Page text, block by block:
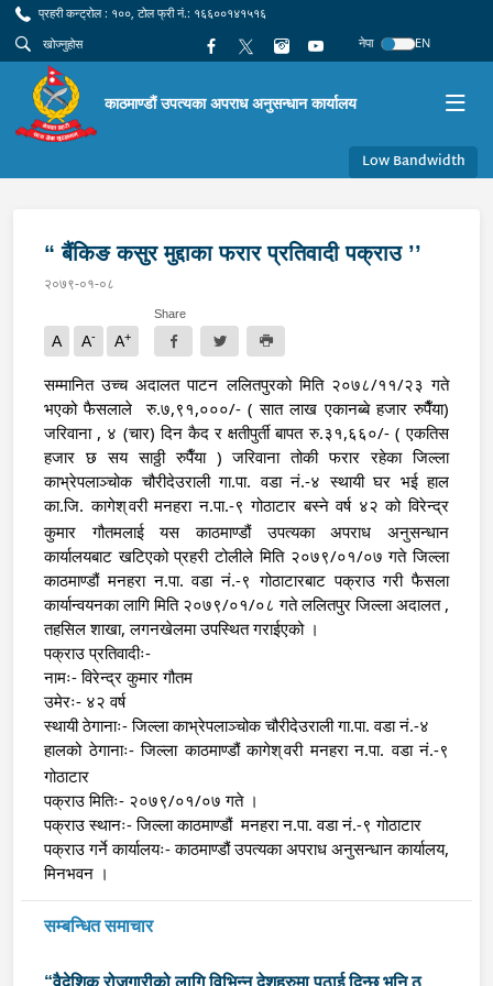
प्रहरी कन्ट्रोल : १००, टोल फ्री नं.: १६६००१४१५१६
नेपा
EN
काठमाण्डौं उपत्यका अपराध अनुसन्धान कार्यालय
Low Bandwidth
“ बैंकिङ कसुर मुद्दाका फरार प्रतिवादी पक्राउ ’’
२०७९-०१-०८
A A- A+
Share
सम्मानित उच्च अदालत पाटन ललितपुरको मिति २०७८/११/२३ गते
भएको फैसलाले  रु.७,९१,०००/- ( सात लाख एकानब्बे हजार रुपैँया)
जरिवाना , ४ (चार) दिन कैद र क्षतीपुर्ती बापत रु.३१,६६०/- ( एकतिस
हजार छ सय साठ्ठी रुपैँया ) जरिवाना तोकी फरार रहेका जिल्ला
काभ्रेपलाञ्चोक चौरीदेउराली गा.पा. वडा नं.-४ स्थायी घर भई हाल
का.जि. कागेश्वरी मनहरा न.पा.-९ गोठाटार बस्ने वर्ष ४२ को विरेन्द्र
कुमार गौतमलाई यस काठमाण्डौं उपत्यका अपराध अनुसन्धान
कार्यालयबाट खटिएको प्रहरी टोलीले मिति २०७९/०१/०७ गते जिल्ला
काठमाण्डौं मनहरा न.पा. वडा नं.-९ गोठाटारबाट पक्राउ गरी फैसला
कार्यान्वयनका लागि मिति २०७९/०१/०८ गते ललितपुर जिल्ला अदालत ,
तहसिल शाखा, लगनखेलमा उपस्थित गराईएको ।
पक्राउ प्रतिवादीः-
नामः- विरेन्द्र कुमार गौतम
उमेरः- ४२ वर्ष
स्थायी ठेगानाः- जिल्ला काभ्रेपलाञ्चोक चौरीदेउराली गा.पा. वडा नं.-४
हालको ठेगानाः- जिल्ला काठमाण्डौं कागेश्वरी मनहरा न.पा. वडा नं.-९
गोठाटार
पक्राउ मितिः- २०७९/०१/०७ गते ।
पक्राउ स्थानः- जिल्ला काठमाण्डौं  मनहरा न.पा. वडा नं.-९ गोठाटार
पक्राउ गर्ने कार्यालयः- काठमाण्डौं उपत्यका अपराध अनुसन्धान कार्यालय,
मिनभवन ।
सम्बन्धित समाचार